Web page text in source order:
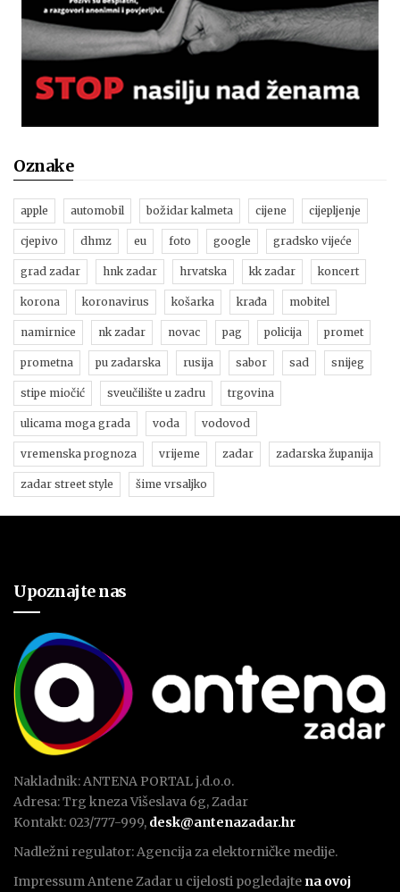
Oznake
apple automobil božidar kalmeta cijene cijepljenje
cjepivo dhmz eu foto google gradsko vijeće
grad zadar hnk zadar hrvatska kk zadar koncert
korona koronavirus košarka krađa mobitel
namirnice nk zadar novac pag policija promet
prometna pu zadarska rusija sabor sad snijeg
stipe miočić sveučilište u zadru trgovina
ulicama moga grada voda vodovod
vremenska prognoza vrijeme zadar zadarska županija
zadar street style šime vrsaljko
Upoznajte nas
Nakladnik: ANTENA PORTAL j.d.o.o.
Adresa: Trg kneza Višeslava 6g, Zadar
Kontakt: 023/777-999, desk@antenazadar.hr
Nadležni regulator: Agencija za elektorničke medije.
Impressum Antene Zadar u cijelosti pogledajte na ovoj